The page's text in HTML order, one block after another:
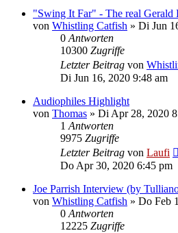
"Swing It Far" - The real Gerald
von Whistling Catfish » Di Jun
0 Antworten
10300 Zugriffe
Letzter Beitrag von
Di Jun 16, 2020 9:48 am
Audiophiles Highlight
von Thomas » Di Apr 28, 2020
1 Antworten
9975 Zugriffe
Letzter Beitrag von Laufi
Do Apr 30, 2020 6:45 pm
Joe Parrish Interview (by
von Whistling Catfish » Do Feb
0 Antworten
12225 Zugriffe